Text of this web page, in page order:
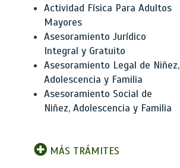
Actividad Física Para Adultos
Mayores
Asesoramiento Jurídico
Integral y Gratuito
Asesoramiento Legal de Niñez,
Adolescencia y Familia
Asesoramiento Social de
Niñez, Adolescencia y Familia
MÁS TRÁMITES